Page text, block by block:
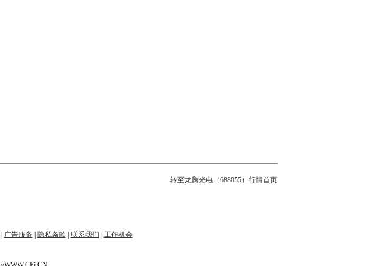
转至龙腾光电（688055）行情首页
广告服务 隐私条款 联系我们 工作机会